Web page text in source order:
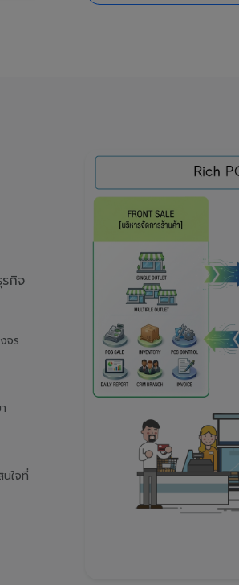
กิจ
จร
ใจที่